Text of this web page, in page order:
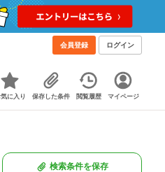
会員登録 ログイン
気に入り 保存した条件 閲覧履歴 マイページ
検索条件を保存